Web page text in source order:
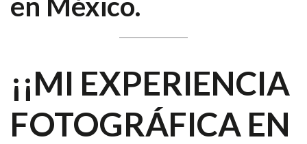
¡¡MI EXPERIENCIA
FOTOGRÁFICA EN